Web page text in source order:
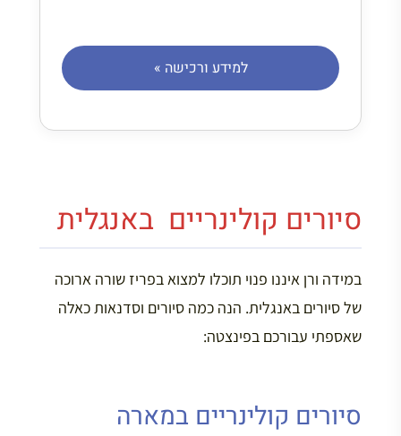
למידע ורכישה »
סיורים קולינריים באנגלית
במידה ורן איננו פנוי תוכלו למצוא בפריז שורה ארוכה
של סיורים באנגלית. הנה כמה סיורים וסדנאות כאלה
שאספתי עבורכם בפינצטה:
סיורים קולינריים במארה